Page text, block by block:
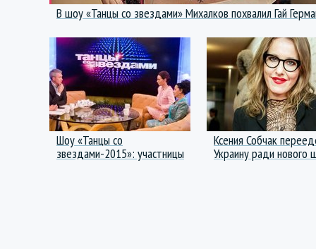
В шоу «Танцы со звездами» Михалков похвалил Гай
Шоу «Танцы со
звездами-2015»: участницы
Ксения Собчак
Украину ради нового